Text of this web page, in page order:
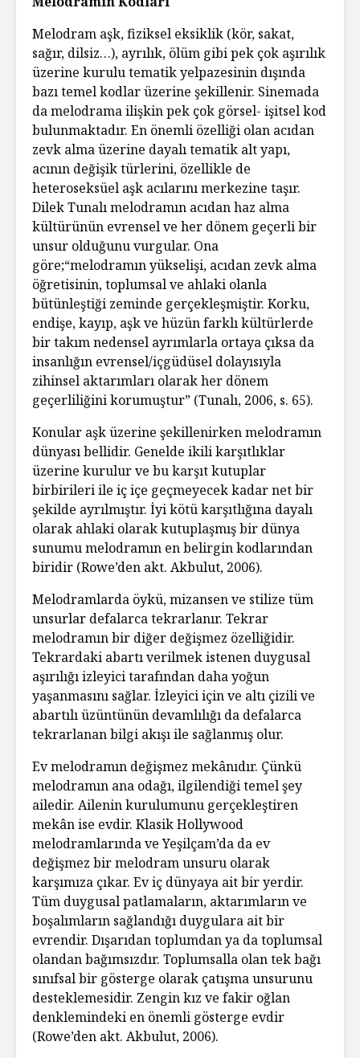
Melodram aşk, fiziksel eksiklik (kör, sakat,
sağır, dilsiz…), ayrılık, ölüm gibi pek çok aşırılık
üzerine kurulu tematik yelpazesinin dışında
bazı temel kodlar üzerine şekillenir. Sinemada
da melodrama ilişkin pek çok görsel- işitsel kod
bulunmaktadır. En önemli özelliği olan acıdan
zevk alma üzerine dayalı tematik alt yapı,
acının değişik türlerini, özellikle de
heteroseksüel aşk acılarını merkezine taşır.
Dilek Tunalı melodramın acıdan haz alma
kültürünün evrensel ve her dönem geçerli bir
unsur olduğunu vurgular. Ona
göre;“melodramın yükselişi, acıdan zevk alma
öğretisinin, toplumsal ve ahlaki olanla
bütünleştiği zeminde gerçekleşmiştir. Korku,
endişe, kayıp, aşk ve hüzün farklı kültürlerde
bir takım nedensel ayrımlarla ortaya çıksa da
insanlığın evrensel/içgüdüsel dolayısıyla
zihinsel aktarımları olarak her dönem
geçerliliğini korumuştur” (Tunalı, 2006, s. 65).
Konular aşk üzerine şekillenirken melodramın
dünyası bellidir. Genelde ikili karşıtlıklar
üzerine kurulur ve bu karşıt kutuplar
birbirileri ile iç içe geçmeyecek kadar net bir
şekilde ayrılmıştır. İyi kötü karşıtlığına dayalı
olarak ahlaki olarak kutuplaşmış bir dünya
sunumu melodramın en belirgin kodlarından
biridir (Rowe’den akt. Akbulut, 2006).
Melodramlarda öykü, mizansen ve stilize tüm
unsurlar defalarca tekrarlanır. Tekrar
melodramın bir diğer değişmez özelliğidir.
Tekrardaki abartı verilmek istenen duygusal
aşırılığı izleyici tarafından daha yoğun
yaşanmasını sağlar. İzleyici için ve altı çizili ve
abartılı üzüntünün devamlılığı da defalarca
tekrarlanan bilgi akışı ile sağlanmış olur.
Ev melodramın değişmez mekânıdır. Çünkü
melodramın ana odağı, ilgilendiği temel şey
ailedir. Ailenin kurulumunu gerçekleştiren
mekân ise evdir. Klasik Hollywood
melodramlarında ve Yeşilçam’da da ev
değişmez bir melodram unsuru olarak
karşımıza çıkar. Ev iç dünyaya ait bir yerdir.
Tüm duygusal patlamaların, aktarımların ve
boşalımların sağlandığı duygulara ait bir
evrendir. Dışarıdan toplumdan ya da toplumsal
olandan bağımsızdır. Toplumsalla olan tek bağı
sınıfsal bir gösterge olarak çatışma unsurunu
desteklemesidir. Zengin kız ve fakir oğlan
denklemindeki en önemli gösterge evdir
(Rowe’den akt. Akbulut, 2006).